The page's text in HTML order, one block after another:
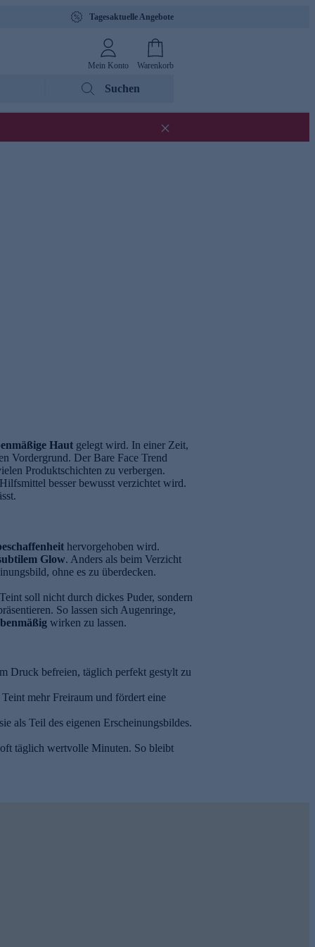
Tagesaktuelle Angebote
Mein Konto Warenkorb
Suchen
Haut gelegt wird. In einer Zeit,
Vordergrund. Der Bare Face Trend
Produktschichten zu verbergen.
besser bewusst verzichtet wird.
hervorgehoben wird.
Glow. Anders als beim Verzicht
ohne es zu überdecken.
soll nicht durch dickes Puder, sondern
So lassen sich Augenringe,
wirken zu lassen.
Druck befreien, täglich perfekt gestylt zu
mehr Freiraum und fördert eine
als Teil des eigenen Erscheinungsbildes.
täglich wertvolle Minuten. So bleibt